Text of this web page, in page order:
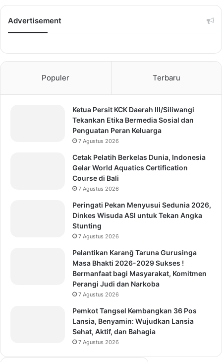
Advertisement
Populer Terbaru
Ketua Persit KCK Daerah III/Siliwangi
Tekankan Etika Bermedia Sosial dan
Penguatan Peran Keluarga
7 Agustus 2026
Cetak Pelatih Berkelas Dunia, Indonesia
Gelar World Aquatics Certification
Course di Bali
7 Agustus 2026
Peringati Pekan Menyusui Sedunia 2026,
Dinkes Wisuda ASI untuk Tekan Angka
Stunting
7 Agustus 2026
Pelantikan Karanĝ Taruna Gurusinga
Masa Bhakti 2026-2029 Sukses !
Bermanfaat bagi Masyarakat, Komitmen
Perangi Judi dan Narkoba
7 Agustus 2026
Pemkot Tangsel Kembangkan 36 Pos
Lansia, Benyamin: Wujudkan Lansia
Sehat, Aktif, dan Bahagia
7 Agustus 2026